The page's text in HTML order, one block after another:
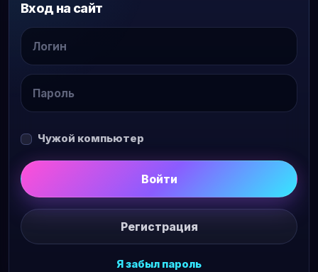
Вход на сайт
Чужой компьютер
Войти
Регистрация
Я забыл пароль